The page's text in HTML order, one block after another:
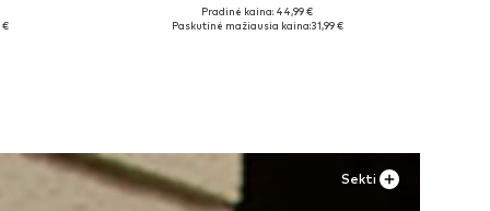
€
Pradinė kaina: 44,99 €
Paskutinė mažiausia kaina:31,99 €
Sekti